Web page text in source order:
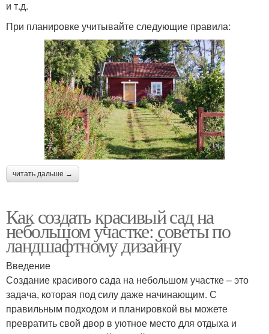
и т.д.
При планировке учитывайте следующие правила:
читать дальше →
Как создать красивый сад на
небольшом участке: советы по
ландшафтному дизайну
Введение
Создание красивого сада на небольшом участке – это
задача, которая под силу даже начинающим. С
правильным подходом и планировкой вы можете
превратить свой двор в уютное место для отдыха и